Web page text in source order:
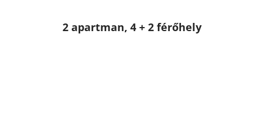
2 apartman, 4 + 2 férőhely